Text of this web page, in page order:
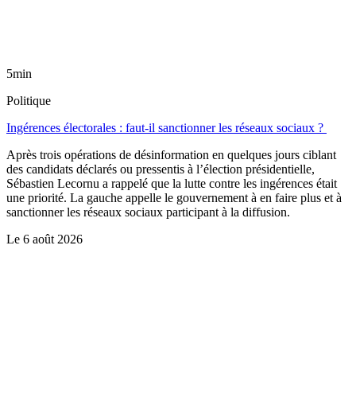
5min
Politique
Ingérences électorales : faut-il sanctionner les réseaux sociaux ?
Après trois opérations de désinformation en quelques jours ciblant
des candidats déclarés ou pressentis à l’élection présidentielle,
Sébastien Lecornu a rappelé que la lutte contre les ingérences était
une priorité. La gauche appelle le gouvernement à en faire plus et à
sanctionner les réseaux sociaux participant à la diffusion.
Le 6 août 2026